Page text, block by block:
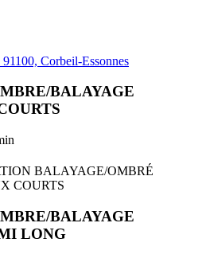
Corbeil-Essonnes
BALAYAGE
BALAYAGE/OMBRÉ
COURTS
BALAYAGE
LONG